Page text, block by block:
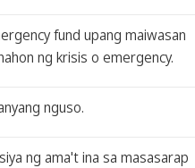
fund upang maiwasan
ng krisis o emergency.
nguso.
ng ama't ina sa masasarap